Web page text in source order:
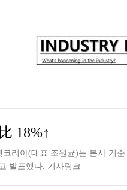
18%↑
리아(대표 조원균)는 본사 기
발표했다. 기사링크